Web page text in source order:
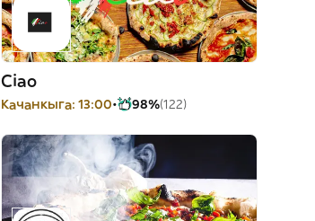
Ciao
Качанкыга: 13:00 98%(122)